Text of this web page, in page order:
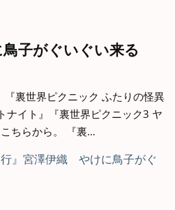
子がぐいぐい来る
『裏世界ピクニック ふたりの怪異
ナイト』『裏世界ピクニック3 ヤ
ちらから。 『裏…